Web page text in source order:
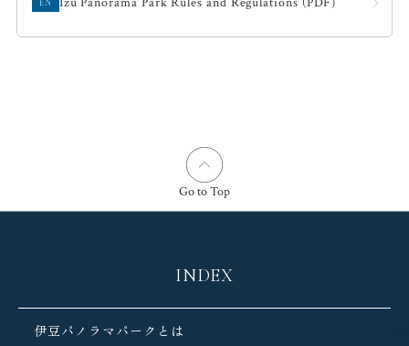
EN
Go to Top
INDEX
伊豆パノラマパークとは